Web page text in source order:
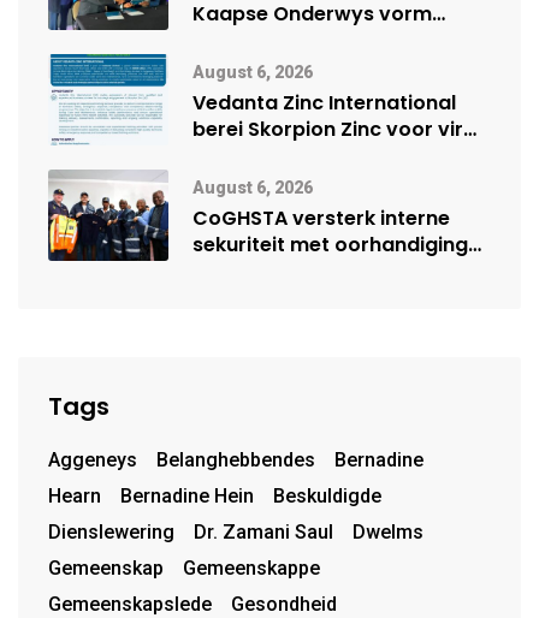
Kaapse Onderwys vorm
vennootskap
August 6, 2026
Vedanta Zinc International
berei Skorpion Zinc voor vir
August 6, 2026
CoGHSTA versterk interne
sekuriteit met oorhandiging
Tags
Aggeneys Belanghebbendes
Bernadine
Hearn
Bernadine Hein
Beskuldigde
Dienslewering
Dr. Zamani Saul
Dwelms
Gemeenskap
Gemeenskappe
Gemeenskapslede
Gesondheid